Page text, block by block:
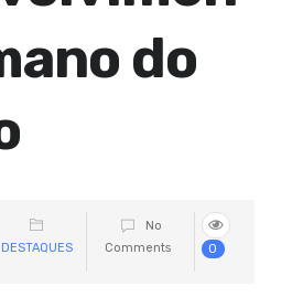
do
DESTAQUES
No
Comments
0